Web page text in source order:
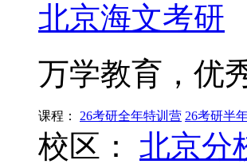
北京海文考研
万学教育，优
课程： 26考研全年特训营 26考研半
校区： 北京分